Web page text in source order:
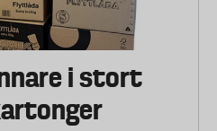
i stort